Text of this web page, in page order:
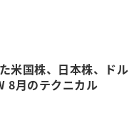
米国株、日本株、ドル
8月のテクニカル